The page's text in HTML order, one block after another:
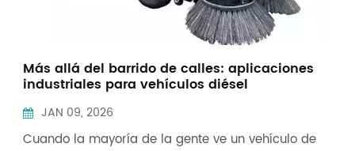
Más allá del barrido de calles: aplicaciones
industriales para vehículos diésel
JAN 09, 2026
Cuando la mayoría de la gente ve un vehículo de